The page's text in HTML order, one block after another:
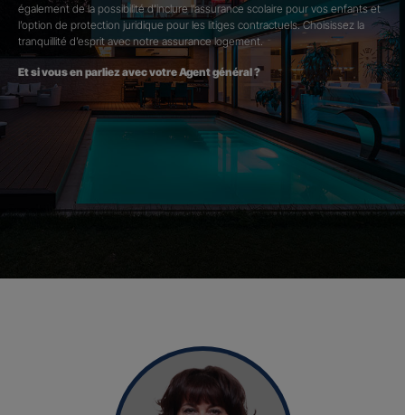
également de la possibilité d’inclure l’assurance scolaire pour vos enfants et
l’option de protection juridique pour les litiges contractuels. Choisissez la
tranquillité d’esprit avec notre assurance logement.
Et si vous en parliez avec votre Agent général ?